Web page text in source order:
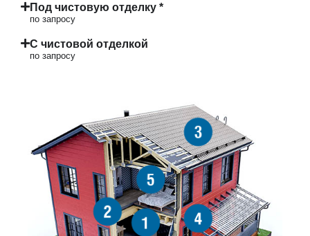
Под чистовую отделку *
по запросу
С чистовой отделкой
по запросу
1
2
3
4
5